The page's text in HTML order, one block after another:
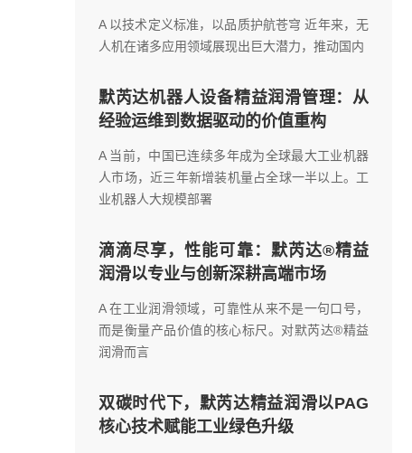
A 以技术定义标准，以品质护航苍穹 近年来，无
人机在诸多应用领域展现出巨大潜力，推动国内
默芮达机器人设备精益润滑管理：从
经验运维到数据驱动的价值重构
A 当前，中国已连续多年成为全球最大工业机器
人市场，近三年新增装机量占全球一半以上。工
业机器人大规模部署
滴滴尽享，性能可靠：默芮达®精益
润滑以专业与创新深耕高端市场
A 在工业润滑领域，可靠性从来不是一句口号，
而是衡量产品价值的核心标尺。对默芮达®精益
润滑而言
双碳时代下，默芮达精益润滑以PAG
核心技术赋能工业绿色升级